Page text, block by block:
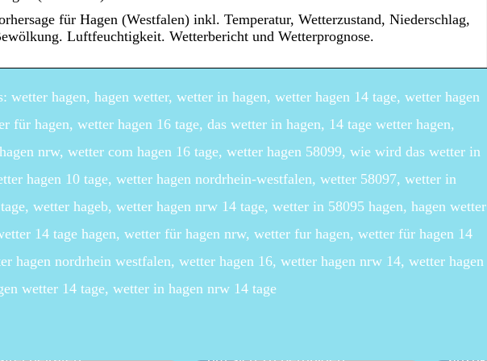
für Hagen (Westfalen) inkl. Temperatur, Wetterzustand, Niederschlag,
Luftfeuchtigkeit. Wetterbericht und Wetterprognose.
wetter hagen, hagen wetter, wetter in hagen, wetter hagen 14 tage, wetter hagen
für hagen, wetter hagen 16 tage, das wetter in hagen, 14 tage wetter hagen,
nrw, wetter com hagen 16 tage, wetter hagen 58099, wie wird das wetter in
hagen 10 tage, wetter hagen nordrhein-westfalen, wetter 58097, wetter in
wetter hageb, wetter hagen nrw 14 tage, wetter in 58095 hagen, hagen wetter
14 tage hagen, wetter für hagen nrw, wetter fur hagen, wetter für hagen 14
hagen nordrhein westfalen, wetter hagen 16, wetter hagen nrw 14, wetter hagen
wetter 14 tage, wetter in hagen nrw 14 tage